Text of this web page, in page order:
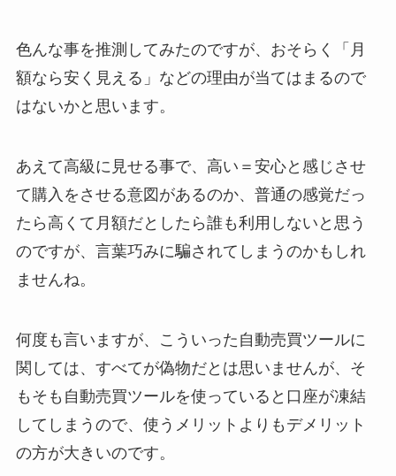
色んな事を推測してみたのですが、おそらく「月
額なら安く見える」などの理由が当てはまるので
はないかと思います。
あえて高級に見せる事で、高い＝安心と感じさせ
て購入をさせる意図があるのか、普通の感覚だっ
たら高くて月額だとしたら誰も利用しないと思う
のですが、言葉巧みに騙されてしまうのかもしれ
ませんね。
何度も言いますが、こういった自動売買ツールに
関しては、すべてが偽物だとは思いませんが、そ
もそも自動売買ツールを使っていると口座が凍結
してしまうので、使うメリットよりもデメリット
の方が大きいのです。